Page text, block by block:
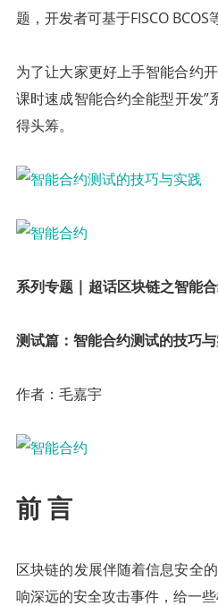
题，开发者可基于FISCO
为了让大家更好上手智能合约
课时速成智能合约全能型开发
得头筹。
系列专题 | 超话区块链之智能
测试篇：智能合约测试的技巧
作者：毛嘉宇
前 言
区块链的发展伴随着信息安全
响深远的安全攻击事件，给一